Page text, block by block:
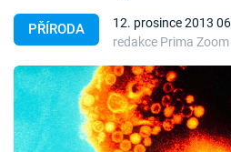
Témata
Témata
Pořady
PŘÍRODA
12. prosince 2013
redakce Prima Zoom